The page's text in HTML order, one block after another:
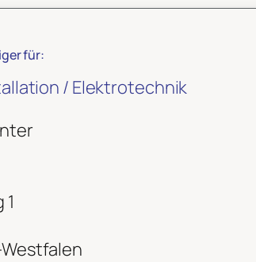
für:
/ Elektrotechnik